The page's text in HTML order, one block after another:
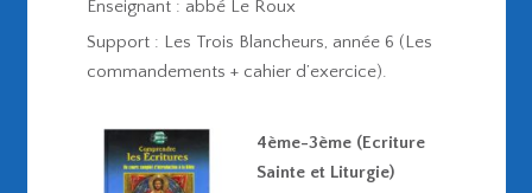
Enseignant : abbé Le Roux
Support : Les Trois Blancheurs, année 6 (Les
commandements + cahier d’exercice).
4ème-3ème (Ecriture
Sainte et Liturgie)